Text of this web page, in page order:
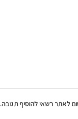
לאתר רשאי להוסיף תגובה.